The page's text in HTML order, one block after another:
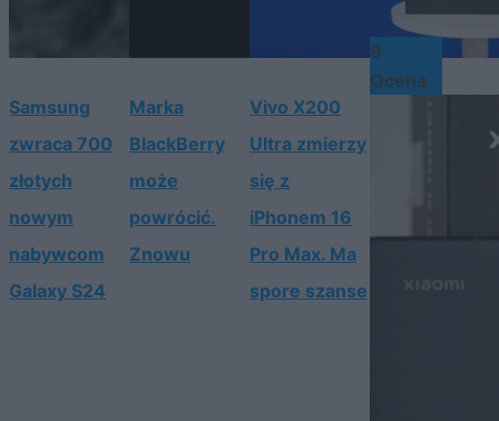
Samsung
zwraca 700
złotych
nowym
nabywcom
Galaxy S24
Marka
BlackBerry
może
powrócić.
Znowu
Vivo X200
Ultra zmierzy
się z
iPhonem 16
Pro Max. Ma
spore szanse
9
Ocena